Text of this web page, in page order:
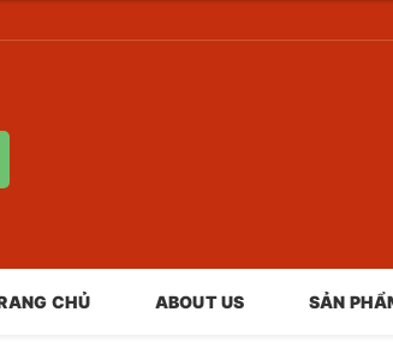
CHỦ ABOUT US SẢN